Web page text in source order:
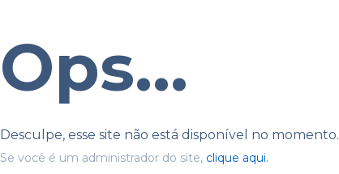
Ops...
Desculpe, esse site não está disponível no momento.
Se você é um administrador do site, clique aqui.